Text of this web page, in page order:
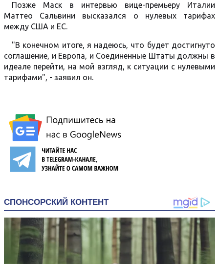
Позже Маск в интервью вице-премьеру Италии
Маттео Сальвини высказался о нулевых тарифах
между США и ЕС.
"В конечном итоге, я надеюсь, что будет достигнуто
соглашение, и Европа, и Соединенные Штаты должны в
идеале перейти, на мой взгляд, к ситуации с нулевыми
тарифами", - заявил он.